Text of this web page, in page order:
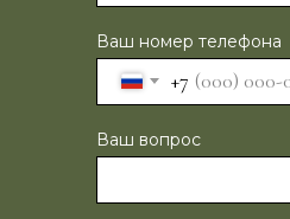
Ваш номер телефона
+7
Ваш вопрос